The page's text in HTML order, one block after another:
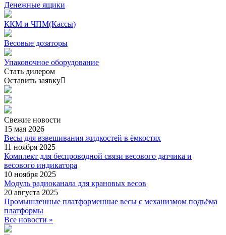
Денежные ящики
ККМ и ЧПМ(Кассы)
Весовые дозаторы
Упаковочное оборудование
Стать дилером
Оставить заявку
Свежие новости
15 мая 2026
Весы для взвешивания жидкостей в ёмкостях
11 ноября 2025
Комплект для беспроводной связи весового датчика и
весового индикатора
10 ноября 2025
Модуль радиоканала для крановых весов
20 августа 2025
Промышленные платформенные весы с механизмом подъёма
платформы
Все новости »